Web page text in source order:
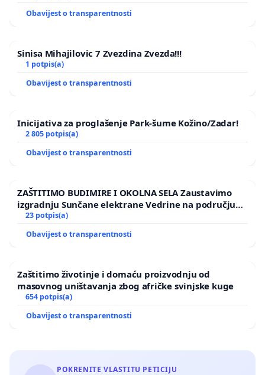
Obavijest o transparentnosti
Sinisa Mihajilovic 7 Zvezdina Zvezda!!!
1 potpis(a)
Obavijest o transparentnosti
Inicijativa za proglašenje Park-šume Kožino/Zadar!
2 805 potpis(a)
Obavijest o transparentnosti
ZAŠTITIMO BUDIMIRE I OKOLNA SELA Zaustavimo
izgradnju Sunčane elektrane Vedrine na području
Ugljana
23 potpis(a)
Obavijest o transparentnosti
Zaštitimo životinje i domaću proizvodnju od
masovnog uništavanja zbog afričke svinjske kuge
654 potpis(a)
Obavijest o transparentnosti
POKRENITE VLASTITU PETICIJU